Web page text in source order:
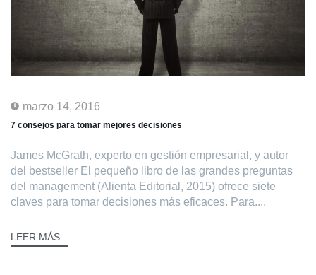
marzo 14, 2016
7 consejos para tomar mejores decisiones
James McGrath, experto en gestión empresarial, y autor
del bestseller El pequeño libro de las grandes preguntas
del management (Alienta Editorial, 2015) ofrece siete
claves para tomar decisiones más eficaces. Para....
LEER MÁS...